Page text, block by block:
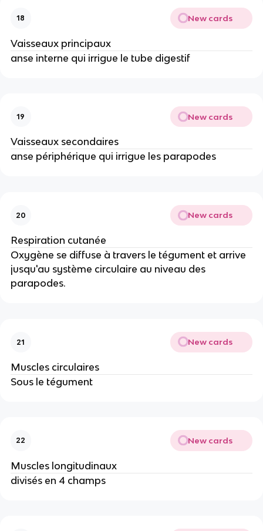
18 New cards
Vaisseaux principaux
anse interne qui irrigue le tube digestif
19 New cards
Vaisseaux secondaires
anse périphérique qui irrigue les parapodes
20 New cards
Respiration cutanée
Oxygène se diffuse à travers le tégument et arrive
jusqu'au système circulaire au niveau des
parapodes.
21 New cards
Muscles circulaires
Sous le tégument
22 New cards
Muscles longitudinaux
divisés en 4 champs